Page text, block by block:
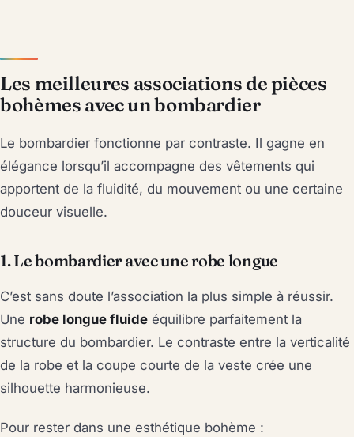
Les meilleures associations de pièces
bohèmes avec un bombardier
Le bombardier fonctionne par contraste. Il gagne en
élégance lorsqu’il accompagne des vêtements qui
apportent de la fluidité, du mouvement ou une certaine
douceur visuelle.
1. Le bombardier avec une robe longue
C’est sans doute l’association la plus simple à réussir.
Une robe longue fluide équilibre parfaitement la
structure du bombardier. Le contraste entre la verticalité
de la robe et la coupe courte de la veste crée une
silhouette harmonieuse.
Pour rester dans une esthétique bohème :